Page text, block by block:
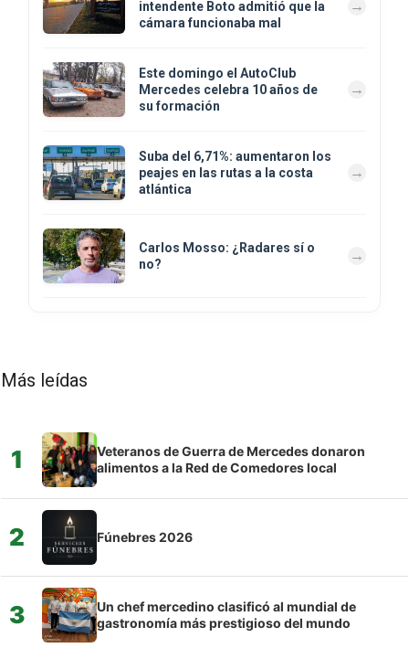
intendente Boto admitió que la
cámara funcionaba mal
Este domingo el AutoClub
Mercedes celebra 10 años de
su formación
Suba del 6,71%: aumentaron los
peajes en las rutas a la costa
atlántica
Carlos Mosso: ¿Radares sí o
no?
Más leídas
1
Veteranos de Guerra de Mercedes donaron
alimentos a la Red de Comedores local
2 Fúnebres 2026
3
Un chef mercedino clasificó al mundial de
gastronomía más prestigioso del mundo